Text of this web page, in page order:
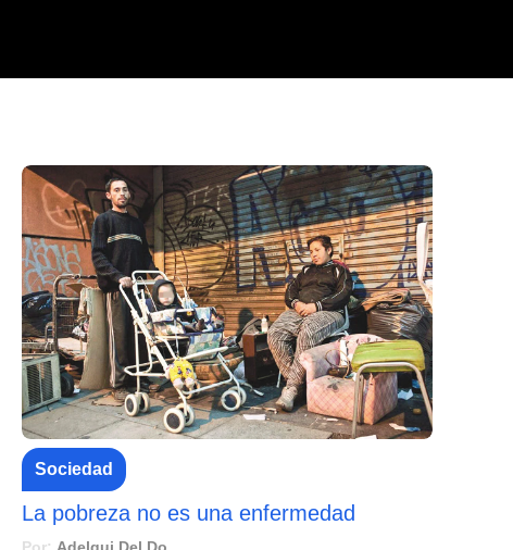
Sociedad
La pobreza no es una enfermedad
Por: Adelqui Del Do